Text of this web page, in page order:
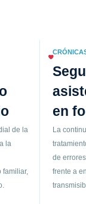
de la
la
en
La
de
frente a